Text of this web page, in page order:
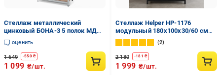
Стеллаж металлический
цинковый БОНА-3 5 полок МДФ
180х90х40 см
оценить
1 649 -550₴
1 099 ₴/шт.
Стеллаж Helper HP-1176
модульный 180х100х30/60 см
до 875 кр. 5 полок складской
металлический полки МДФ
2
2 180 -181 ₴
1 999 ₴/шт.